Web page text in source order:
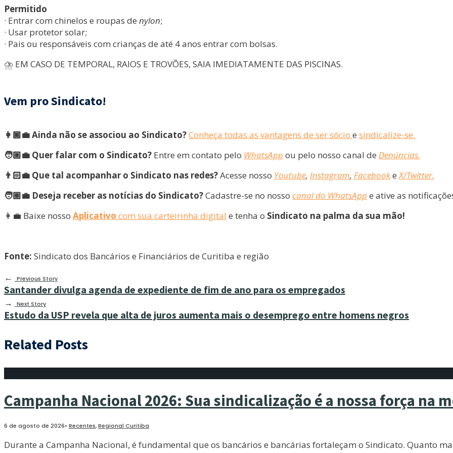
Permitido
· Entrar com chinelos e roupas de nylon;
· Usar protetor solar;
· Pais ou responsáveis com crianças de até 4 anos entrar com bolsas.
⛈️ EM CASO DE TEMPORAL, RAIOS E TROVÕES, SAIA IMEDIATAMENTE DAS PISCINAS.
Vem pro Sindicato!
👩🏾‍💼 Ainda não se associou ao Sindicato?Conheça todas as vantagens de ser sócio e sindicalize-se.
🧑🏼‍💼 Quer falar com o Sindicato? Entre em contato pelo WhatsApp ou pelo nosso canal de Denúncias.
👨🏻‍💼 Que tal acompanhar o Sindicato nas redes?Acesse nosso Youtube, Instagram, FacebookeX/Twitter.
🧑🏽‍💼 Deseja receber as notícias do Sindicato?Cadastre-se no nosso canal do WhatsApp e ative as
👩‍💼 Baixe nosso Aplicativo com sua carteirinha digital e tenha o Sindicato na palma da sua mão!
Fonte: Sindicato dos Bancários e Financiários de Curitiba e região
←
Previous Story
Santander divulga agenda de expediente de fim de ano para os empregados
→ Next Story
Estudo da USP revela que alta de juros aumenta mais o desemprego entre homens negros
Related Posts
Campanha Nacional 2026: Sua sindicalização é a nossa força na
6 de agosto de 2026• Recentes,Regional Curitiba
Durante a Campanha Nacional, é fundamental que os bancários e bancárias fortaleçam o Sindicato. Quanto